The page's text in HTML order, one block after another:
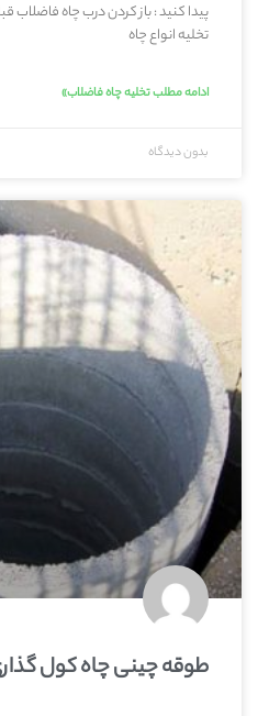
پیدا کنید : باز کردن درب چاه فاضلاب
تخلیه انواع چاه
ادامه مطلب تخلیه چاه فاضلاب»
بدون دیدگاه
طوقه چینی چاه کول